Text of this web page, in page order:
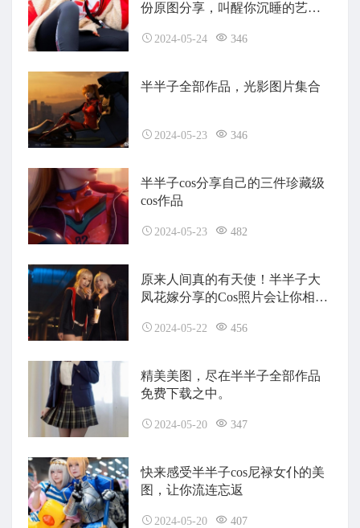
份原图分享，叫醒你沉睡的艺术
2024-05-24 346
半半子全部作品，光影图片集合
2024-05-23 346
半半子cos分享自己的三件珍藏级
cos作品
2024-05-23 482
原来人间真的有天使！半半子大
凤花嫁分享的Cos照片会让你相信
2024-05-22 456
精美美图，尽在半半子全部作品
免费下载之中。
2024-05-20 347
快来感受半半子cos尼禄女仆的美
图，让你流连忘返
2024-05-20 407